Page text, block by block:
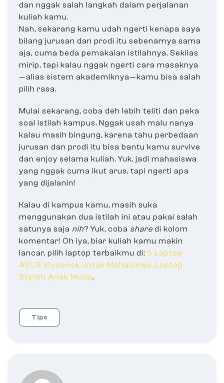
dan nggak salah langkah dalam perjalanan
kuliah kamu.
Nah, sekarang kamu udah ngerti kenapa saya
bilang jurusan dan prodi itu sebenarnya sama
aja, cuma beda pemakaian istilahnya. Sekilas
mirip, tapi kalau nggak ngerti cara masaknya
—alias sistem akademiknya—kamu bisa salah
pilih rasa.
Mulai sekarang, coba deh lebih teliti dan peka
soal istilah kampus. Nggak usah malu nanya
kalau masih bingung, karena tahu perbedaan
jurusan dan prodi itu bisa bantu kamu survive
dan enjoy selama kuliah. Yuk, jadi mahasiswa
yang nggak cuma ikut arus, tapi ngerti apa
yang dijalanin!
Kalau di kampus kamu, masih suka
menggunakan dua istilah ini atau pakai salah
satunya saja nih? Yuk, coba share di kolom
komentar! Oh iya, biar kuliah kamu makin
lancar, pilih laptop terbaikmu di: 5 Laptop
ASUS Vivobook untuk Mahasiswa, Laptop
Stylish Anak Muda.
Tips